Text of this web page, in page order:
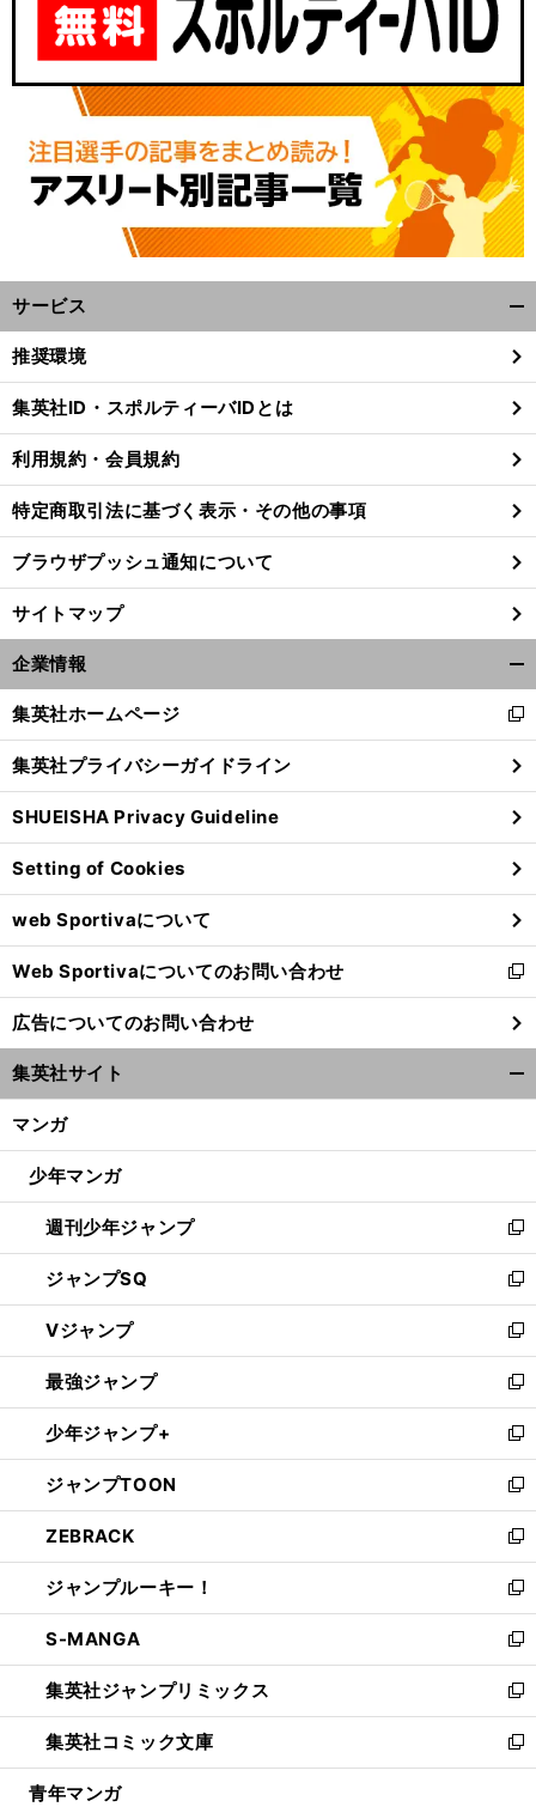
ブ
・
、
サービス
閉
る
推奨環境
集英社ID・スポルティーバIDとは
利用規約・会員規約
特定商取引法に基づく表示・その他の事項
ブラウザプッシュ通知について
サイトマップ
企業情報
閉
る
集英社ホームページ
新
し
い
ウ
ィ
ン
ド
ウ
で
開
く
集英社プライバシーガイドライン
SHUEISHA Privacy Guideline
Setting of Cookies
web Sportivaについて
Web Sportivaについてのお問い合わせ
新
し
い
ウ
ィ
ン
ウ
開
く
広告についてのお問い合わせ
集英社サイト
マンガ
少年マンガ
週刊少年ジャンプ
新
し
い
ウ
ィ
ン
ド
ウ
で
開
く
ジャンプSQ
新
し
い
ウ
ィ
ン
ド
ウ
で
開
く
Vジャンプ
新
し
い
ウ
ィ
ン
ド
ウ
で
開
く
最強ジャンプ
新
し
い
ウ
ィ
ン
ド
ウ
で
開
く
少年ジャンプ+
新
し
い
ウ
ィ
ン
ド
ウ
で
開
く
ジャンプTOON
新
し
い
ウ
ィ
ン
ド
ウ
で
開
く
ZEBRACK
新
し
い
ウ
ィ
ン
ド
ウ
で
開
ジャンプルーキー！
新
し
い
ウ
ィ
ン
ド
ウ
S-MANGA
新
し
い
ウ
ィ
ン
集英社ジャンプリミックス
新
し
い
ウ
集英社コミック文庫
新
し
青年マンガ